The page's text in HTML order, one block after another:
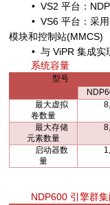
•VS2 平台：
•VS6 平台：采
模块和控制站(MMCS)
• 与ViPR 集成实
系统容量
型号
最大虚拟
卷数量
最大存储
元素数量
启动器数
量
NDP600 引擎群